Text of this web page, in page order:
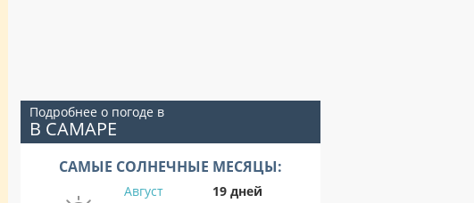
Подробнее о погоде в
В САМАРЕ
САМЫЕ СОЛНЕЧНЫЕ МЕСЯЦЫ:
Август
19 дней